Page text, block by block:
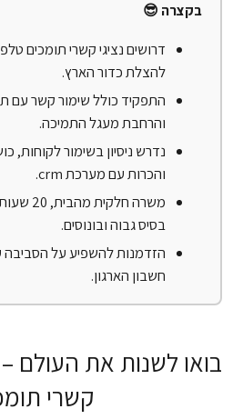
בקצרה 😎
דרושים נציגי קשרי תומכים
להצלת כדור הארץ.
התפקיד כולל שימור קשר עם
והרחבת מעגל התמיכה.
נדרש ניסיון בשימור לקוחות,
והכרות עם מערכת crm.
משרה
בסיס גבוה ובונוסים.
הזדמנות להשפיע על
חשבון הארגון.
בואו לשנות את העולם –
קשרי